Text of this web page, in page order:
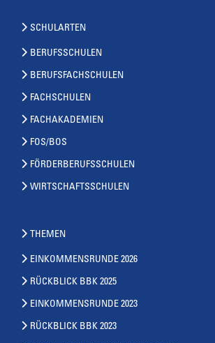
SCHULARTEN
BERUFSSCHULEN
BERUFSFACHSCHULEN
FACHSCHULEN
FACHAKADEMIEN
FOS/BOS
FÖRDERBERUFSSCHULEN
WIRTSCHAFTSSCHULEN
THEMEN
EINKOMMENSRUNDE 2026
RÜCKBLICK BBK 2025
EINKOMMENSRUNDE 2023
RÜCKBLICK BBK 2023